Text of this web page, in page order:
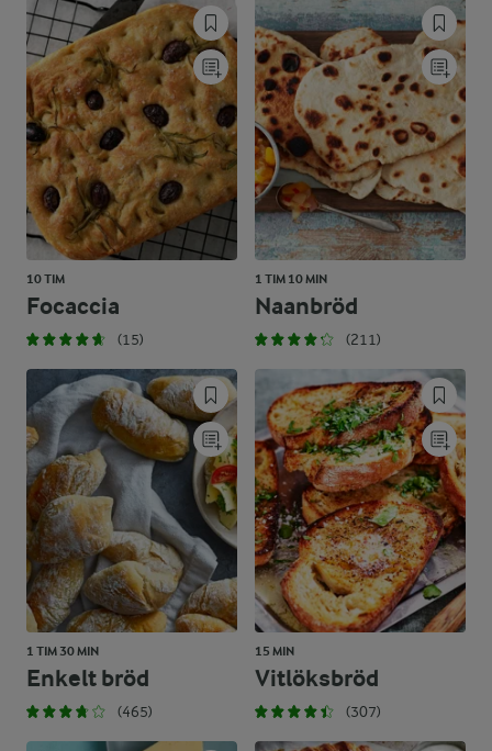
10 TIM
Focaccia
(15)
1 TIM 10 MIN
Naanbröd
(211)
1 TIM 30 MIN
Enkelt bröd
(465)
15 MIN
Vitlöksbröd
(307)